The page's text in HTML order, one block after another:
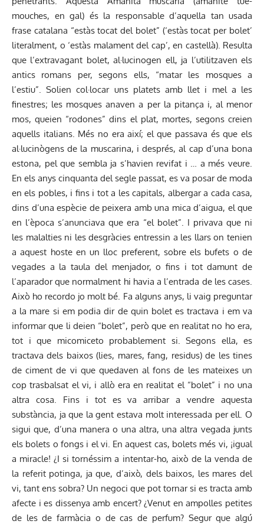
mouches, en gal) és la responsable d’aquella tan usada
frase catalana “estàs tocat del bolet” (‘estàs tocat per bolet’
literalment, o ‘estàs malament del cap’, en castellà). Resulta
que l’extravagant bolet, al·lucinogen ell, ja l’utilitzaven els
antics romans per, segons ells, “matar les mosques a
l’estiu”. Solien col·locar uns platets amb llet i mel a les
finestres; les mosques anaven a per la pitança i, al menor
mos, queien “rodones” dins el plat, mortes, segons creien
aquells italians. Més no era així; el que passava és que els
al·lucinògens de la muscarina, i després, al cap d’una bona
estona, pel que sembla ja s’havien revifat i … a més veure.
En els anys cinquanta del segle passat, es va posar de moda
en els pobles, i fins i tot a les capitals, albergar a cada casa,
dins d’una espècie de peixera amb una mica d’aigua, el que
en l’època s’anunciava que era “el bolet”. I privava que ni
les malalties ni les desgràcies entressin a les llars on tenien
a aquest hoste en un lloc preferent, sobre els bufets o de
vegades a la taula del menjador, o fins i tot damunt de
l’aparador que normalment hi havia a l’entrada de les cases.
Això ho recordo jo molt bé. Fa alguns anys, li vaig preguntar
a la mare si em podia dir de quin bolet es tractava i em va
informar que li deien “bolet”, però que en realitat no ho era,
tot i que micomiceto probablement si. Segons ella, es
tractava dels baixos (lies, mares, fang, residus) de les tines
de ciment de vi que quedaven al fons de les mateixes un
cop trasbalsat el vi, i allò era en realitat el “bolet” i no una
altra cosa. Fins i tot es va arribar a vendre aquesta
substància, ja que la gent estava molt interessada per ell. O
sigui que, d’una manera o una altra, una altra vegada junts
els bolets o fongs i el vi. En aquest cas, bolets més vi, ¡igual
a miracle! ¿I si tornéssim a intentar-ho, això de la venda de
la referit potinga, ja que, d’això, dels baixos, les mares del
vi, tant ens sobra? Un negoci que pot tornar si es tracta amb
afecte i es dissenya amb encert? ¿Venut en ampolles petites
de les de farmàcia o de cas de perfum? Segur que algú